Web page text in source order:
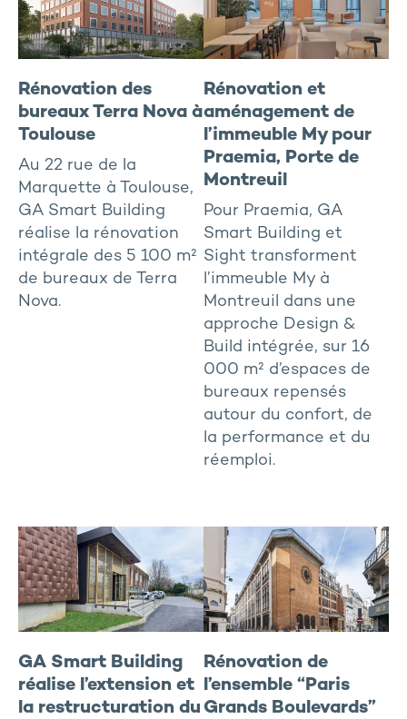
Résidentiel géré
Sport et Santé
Rhône-Alpes / Sud-est
Sud-ouest
Rénovation des
bureaux Terra Nova à
Toulouse
Au 22 rue de la
Marquette à Toulouse,
GA Smart Building
réalise la rénovation
intégrale des 5 100 m²
de bureaux de Terra
Nova.
Rénovation et
aménagement de
l’immeuble My pour
Praemia, Porte de
Montreuil
Pour Praemia, GA
Smart Building et
Sight transforment
l’immeuble My à
Montreuil dans une
approche Design &
Build intégrée, sur 16
000 m² d’espaces de
bureaux repensés
autour du confort, de
la performance et du
réemploi.
GA Smart Building
réalise l’extension et
la restructuration du
Rénovation de
l’ensemble “Paris
Grands Boulevards”